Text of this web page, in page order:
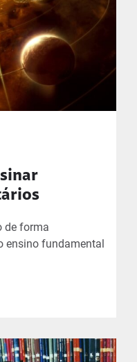
de forma
ensino fundamental